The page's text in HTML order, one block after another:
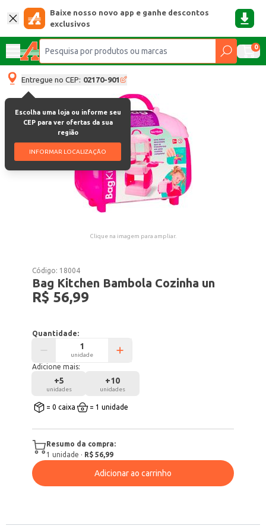
Baixe nosso novo app e ganhe descontos
exclusivos
0
Entregue no CEP: 02170-901
Escolha uma loja ou informe seu
CEP para ver ofertas da sua
região
INFORMAR LOCALIZAÇÃO
Clique na imagem para ampliar.
Código: 18004
Bag Kitchen Bambola Cozinha un
R$ 56,99
Quantidade:
unidade
Adicione mais:
+5
unidades
+10
unidades
= 0 caixa = 1 unidade
Resumo da compra:
1 unidade · R$ 56,99
Adicionar ao carrinho